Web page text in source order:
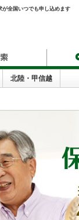
全国いつでも申し込めます
北陸・甲信越